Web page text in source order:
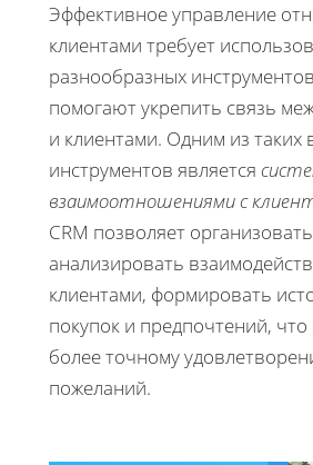
Эффективное управление
клиентами требует
разнообразных
помогают укрепить связь
и клиентами. Одним из таких
инструментов является
взаимоотношениями с
CRM позволяет
анализировать
клиентами, формировать
покупок и предпочтений, что
более точному
пожеланий.